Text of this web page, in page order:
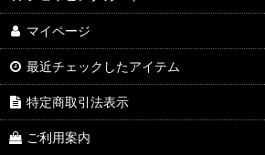
マイページ
最近チェックしたアイテム
特定商取引法表示
ご利用案内